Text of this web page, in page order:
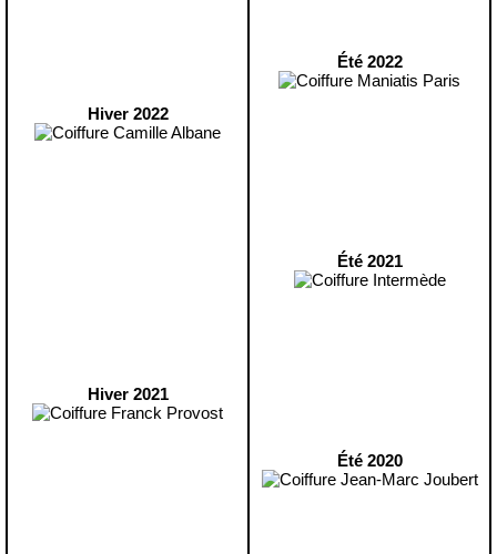
Hiver 2022
Hiver 2021
Été 2022
Été 2021
Été 2020